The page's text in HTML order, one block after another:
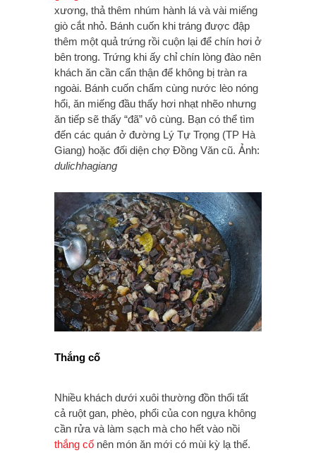
xương, thả thêm nhúm hành lá và vài miếng
giò cắt nhỏ. Bánh cuốn khi tráng được đập
thêm một quả trứng rồi cuộn lại để chín hơi ở
bên trong. Trứng khi ấy chỉ chín lòng đào nên
khách ăn cần cẩn thận để không bị tràn ra
ngoài. Bánh cuốn chấm cùng nước lèo nóng
hổi, ăn miếng đầu thấy hơi nhạt nhẽo nhưng
ăn tiếp sẽ thấy “đã” vô cùng. Bạn có thể tìm
đến các quán ở đường Lý Tự Trọng (TP Hà
Giang) hoặc đối diện chợ Đồng Văn cũ. Ảnh:
dulichhagiang
Thắng cố
Nhiều khách dưới xuôi thường đồn thổi tất
cả ruột gan, phèo, phổi của con ngựa không
cần rửa và làm sạch mà cho hết vào nồi
thắng cố nên món ăn mới có mùi kỳ lạ thế.